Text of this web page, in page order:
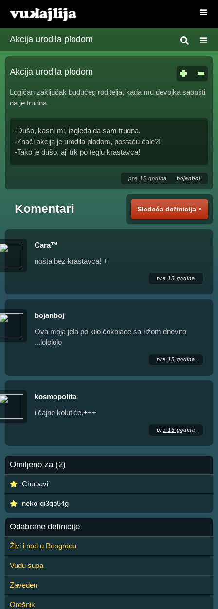
Akcija urodila plodom
Akcija urodila plodom
Logičan zaključak budućeg roditelja, kada mu devojka saopšti
da je trudna.
-Dušo, kasni mi, izgleda da sam trudna.
-Znači akcija je urodila plodom, postaću ćale?!
-Tako je dušo, aj' trk po teglu krastavca!
pre 15 godina bojanboj
Sledeća definicija »
Komentari
Cara™
nošta bez krastavca! +
pre 15 godina
bojanboj
Ova moja jela po kilo čokolade sa rižom dnevno
...lolololo
pre 15 godina
kosmopolita
i čajne kolutiće.+++
pre 15 godina
Omiljeno za (2)
Chupavi
neko-qi3qp54g
Odabrane definicije
Živi i radi u Beogradu
Vudu supa
Zaveden
Orešnik